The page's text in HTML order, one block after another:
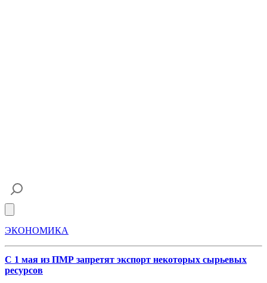
ЭКОНОМИКА
С 1 мая из ПМР запретят экспорт некоторых сырьевых
ресурсов